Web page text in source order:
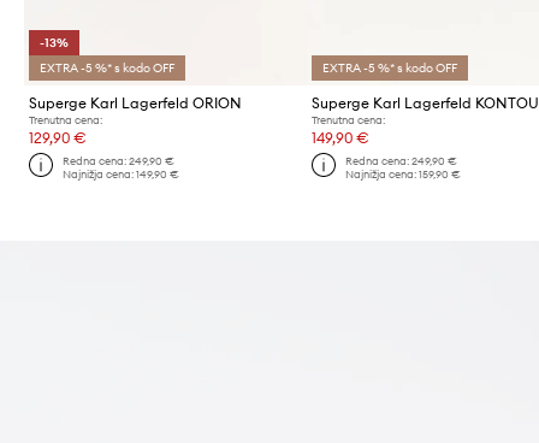
-13%
EXTRA -5 %* s kodo OFF
Superge Karl Lagerfeld ORION
Trenutna cena:
129,90 €
Redna cena:249,90 €
Najnižja cena:149,90 €
EXTRA -5 %* s kodo OFF
Trenutna cena:
149,90 €
Redna cena: 249,90 €
Najnižja cena: 159,90 €